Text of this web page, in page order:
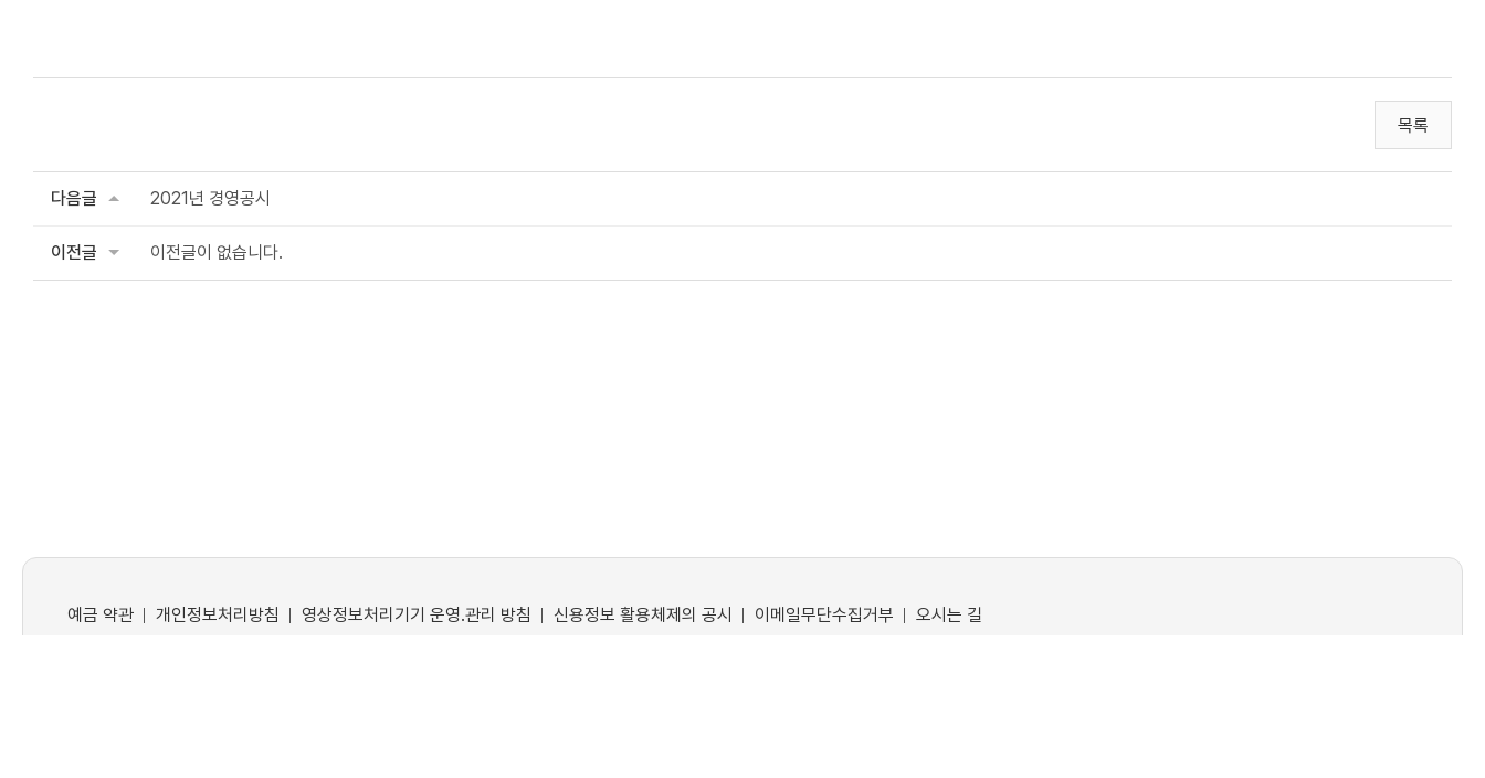
목록
다음글 2021년 경영공시
이전글 이전글이 없습니다.
예금 약관 개인정보처리방침 영상정보처리기기 운영․관리 방침 신용정보 활용체제의 공시 이메일무단수집거부 오시는 길